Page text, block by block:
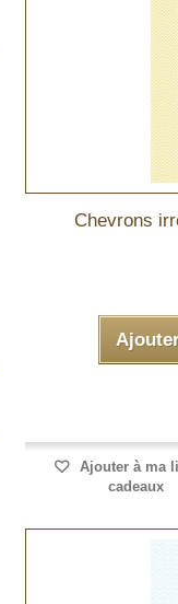
Chevrons
Ajouter à ma
cadeaux